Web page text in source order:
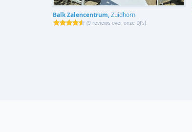
Balk Zalencentrum,Zuidhorn
(9 reviews over onze DJ's)